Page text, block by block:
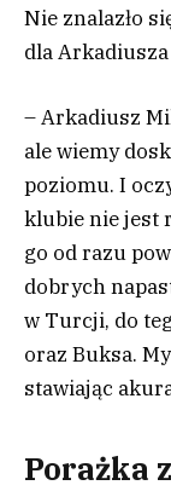
Nie znalazło
dla
– Arkadiusz
ale wiemy
poziomu. I
klubie nie jest
go od razu
dobrych
w Turcji, do
oraz Buksa.
stawiając
Porażka